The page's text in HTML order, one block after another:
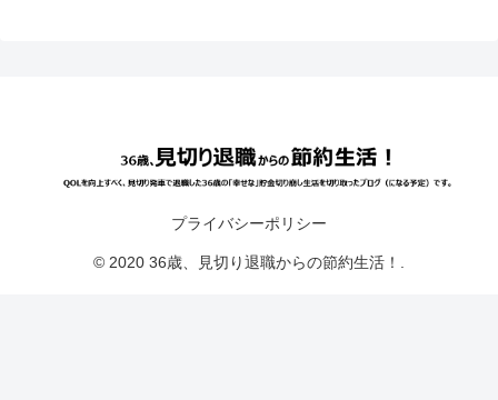
プライバシーポリシー
© 2020 36歳、見切り退職からの節約生活！.